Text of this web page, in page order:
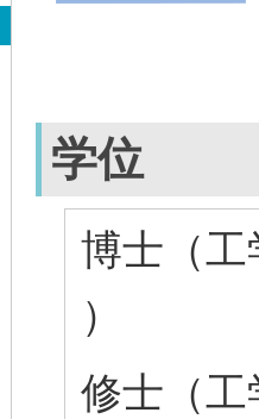
学位
博士（
）
修士（